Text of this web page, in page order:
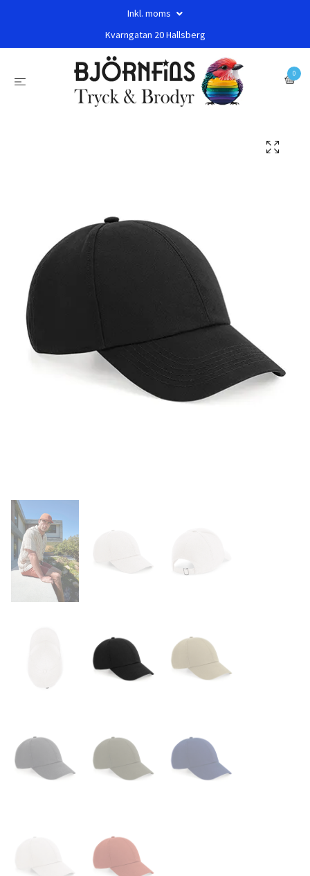
Inkl. moms
Kvarngatan 20 Hallsberg
0